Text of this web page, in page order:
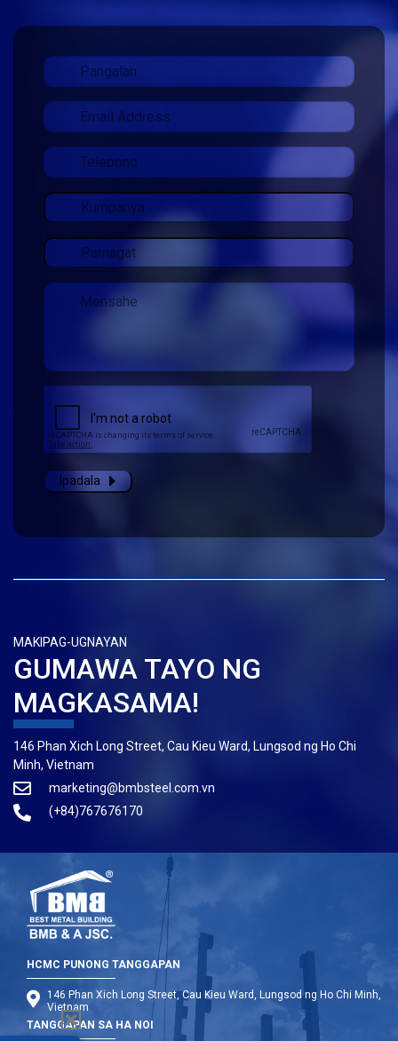
Ipadala
MAKIPAG-UGNAYAN
GUMAWA TAYO NG
MAGKASAMA!
146 Phan Xich Long Street, Cau Kieu Ward, Lungsod ng Ho Chi
Minh, Vietnam
marketing@bmbsteel.com.vn
(+84)767676170
HCMC PUNONG TANGGAPAN
146 Phan Xich Long Street, Cau Kieu Ward, Lungsod ng Ho Chi Minh,
Vietnam
TANGGAPAN SA HA NOI